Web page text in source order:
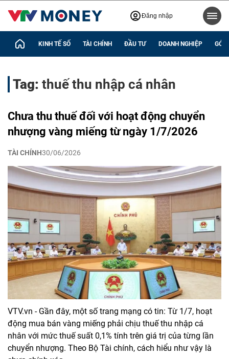
Đăng nhập
KINH TẾ SỐ TÀI CHÍNH ĐẦU TƯ DOANH NGHIỆP GÓC
Tag: thuế thu nhập cá nhân
Chưa thu thuế đối với hoạt động chuyển
nhượng vàng miếng từ ngày 1/7/2026
TÀI CHÍNH30/06/2026
VTV.vn - Gần đây, một số trang mạng có tin: Từ 1/7, hoạt
động mua bán vàng miếng phải chịu thuế thu nhập cá
nhân với mức thuế suất 0,1% tính trên giá trị của từng lần
chuyển nhượng. Theo Bộ Tài chính, cách hiểu như vậy là